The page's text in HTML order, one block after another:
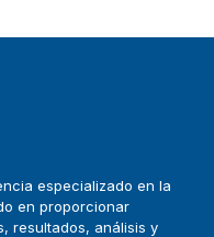
especializado en la
en proporcionar
resultados, análisis y